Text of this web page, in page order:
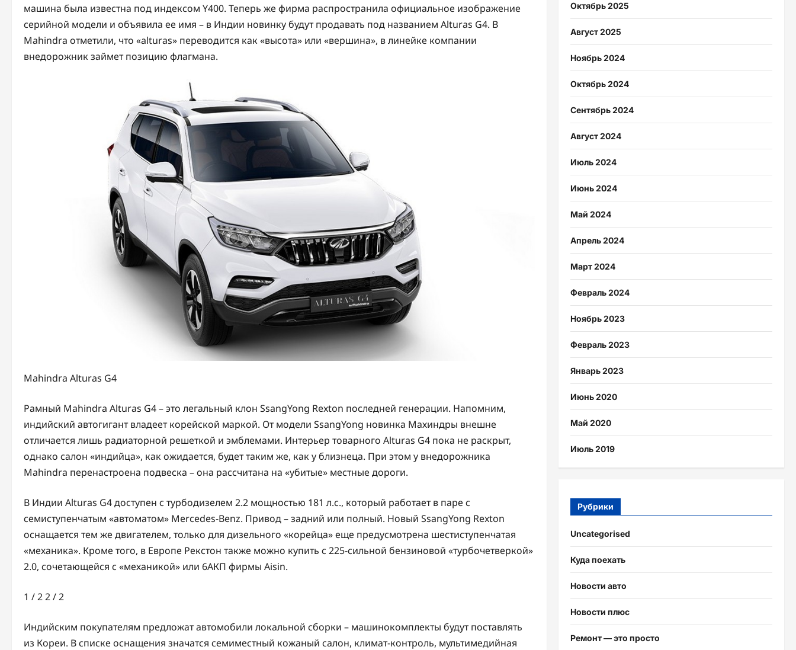
машина была известна под индексом Y400. Теперь же фирма распространила официальное изображение
серийной модели и объявила ее имя – в Индии новинку будут продавать под названием Alturas G4. В
Mahindra отметили, что «alturas» переводится как «высота» или «вершина», в линейке компании
внедорожник займет позицию флагмана.
Mahindra Alturas G4
Рамный Mahindra Alturas G4 – это легальный клон SsangYong Rexton последней генерации. Напомним,
индийский автогигант владеет корейской маркой. От модели SsangYong новинка Махиндры внешне
отличается лишь радиаторной решеткой и эмблемами. Интерьер товарного Alturas G4 пока не раскрыт,
однако салон «индийца», как ожидается, будет таким же, как у близнеца. При этом у внедорожника
Mahindra перенастроена подвеска – она рассчитана на «убитые» местные дороги.
В Индии Alturas G4 доступен с турбодизелем 2.2 мощностью 181 л.с., который работает в паре с
семиступенчатым «автоматом» Mercedes-Benz. Привод – задний или полный. Новый SsangYong Rexton
оснащается тем же двигателем, только для дизельного «корейца» еще предусмотрена шестиступенчатая
«механика». Кроме того, в Европе Рекстон также можно купить с 225-сильной бензиновой «турбочетверкой»
2.0, сочетающейся с «механикой» или 6АКП фирмы Aisin.
1 / 22/ 2
Индийским покупателям предложат автомобили локальной сборки – машинокомплекты будут поставлять
из Кореи. В списке оснащения значатся семиместный кожаный салон, климат-контроль, мультимедийная
Октябрь 2025
Август 2025
Ноябрь 2024
Октябрь 2024
Сентябрь 2024
Август 2024
Июль 2024
Июнь 2024
Май 2024
Апрель 2024
Март 2024
Февраль 2024
Ноябрь 2023
Февраль 2023
Январь 2023
Июнь 2020
Май 2020
Июль 2019
Рубрики
Uncategorised
Куда поехать
Новости авто
Новости плюс
Ремонт — это просто